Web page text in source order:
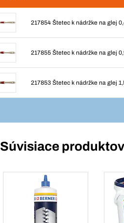
217854 Štetec k nádržke na glej
217855 Štetec k nádržke na glej
217853 Štetec k nádržke na glej
Súvisiace